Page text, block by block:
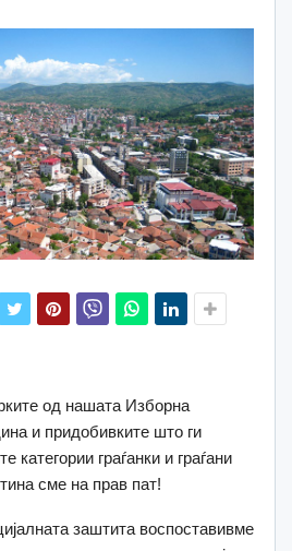
од нашата Изборна
и придобивките што ги
категории граѓанки и граѓани
сме на прав пат!
заштита воспоставивме